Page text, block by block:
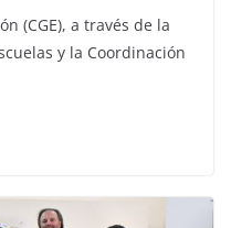
(CGE), a través de la
y la Coordinación